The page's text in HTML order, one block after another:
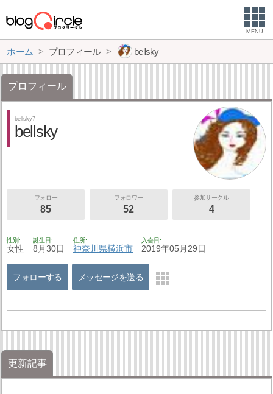
MENU
ホーム プロフィール bellsky
プロフィール
bellsky7
bellsky
フォロー
85
フォロワー
52
参加サークル
4
性別
女性
誕生日
8月30日
住所
神奈川県横浜市
入会日
2019年05月29日
フォローする メッセージを送る
更新記事